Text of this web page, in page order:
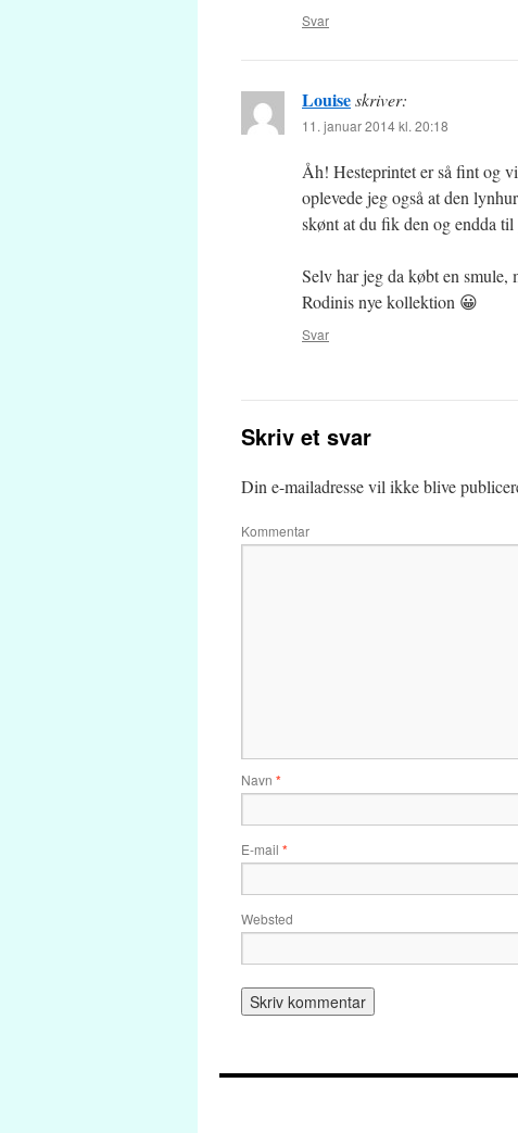
Svar
Louiseskriver:
11. januar 2014 kl. 20:18
Åh! Hesteprintet er så fint og
oplevede jeg også at den
skønt at du fik den og endda til
Selv har jeg da købt en
Rodinis nye kollektion 😀
Svar
Skriv et svar
Din e-mailadresse vil ikke blive
Kommentar
Navn *
E-mail *
Websted